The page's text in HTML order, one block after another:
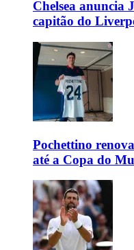
Chelsea anuncia
capitão do
Pochettino
até a Copa do